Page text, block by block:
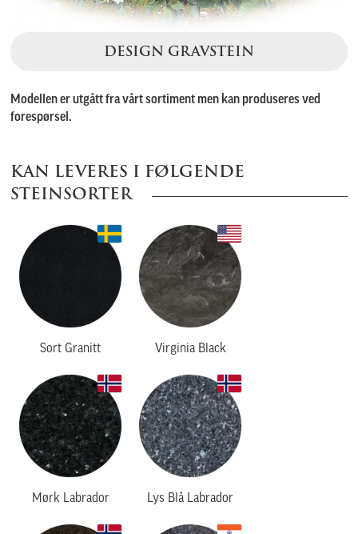
DESIGN GRAVSTEIN
Modellen er utgått fra vårt sortiment men kan produseres ved
forespørsel.
KAN LEVERES I FØLGENDE
STEINSORTER
Sort Granitt Virginia Black
Mørk Labrador Lys Blå Labrador